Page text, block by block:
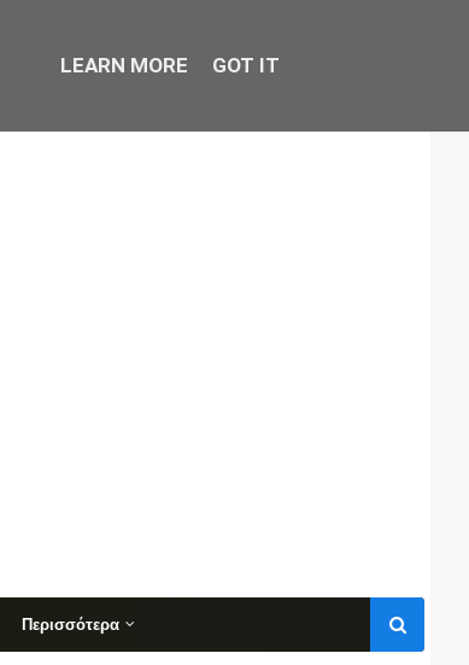
Περισσότερα
LEARN MORE GOT IT